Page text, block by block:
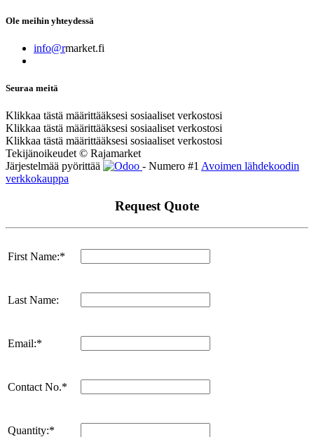
Ole meihin yhteydessä
info@rmarket.fi
Seuraa meitä
Klikkaa tästä määrittääksesi sosiaaliset verkostosi
Klikkaa tästä määrittääksesi sosiaaliset verkostosi
Klikkaa tästä määrittääksesi sosiaaliset verkostosi
Tekijänoikeudet © Rajamarket
Järjestelmää pyörittää
- Numero #1 Avoimen lähdekoodin
verkkokauppa
Request Quote
First Name:*
Last Name:
Email:*
Contact No.*
Quantity:*